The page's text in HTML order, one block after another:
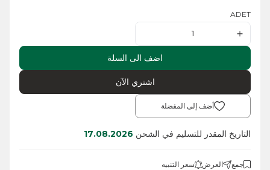
ADET
اضف الى السلة
اشتري الآن
أضف إلى المفضلة
التاريخ المقدر للتسليم في الشحن 17.08.2026
جمع العرض سعر التنبيه